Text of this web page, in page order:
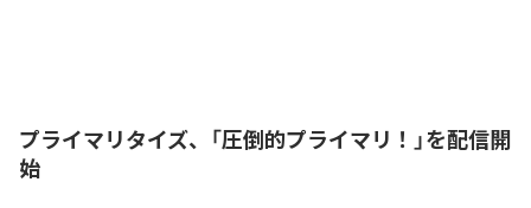
プライマリタイズ、「圧倒的プライマリ！」を配信開
始